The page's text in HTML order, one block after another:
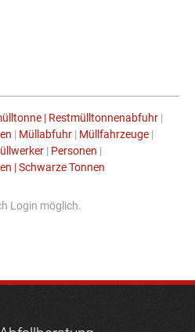
| Restmülltonnenabfuhr |
| Müllabfuhr | Müllfahrzeuge |
| Personen |
| Schwarze Tonnen
Login möglich.